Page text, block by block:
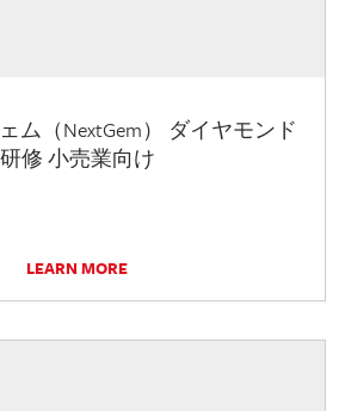
ム（NextGem） ダイヤモンド
研修 小売業向け
LEARN MORE